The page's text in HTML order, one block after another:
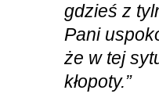
gdzieś z
Pani
że w tej
kłopoty.”